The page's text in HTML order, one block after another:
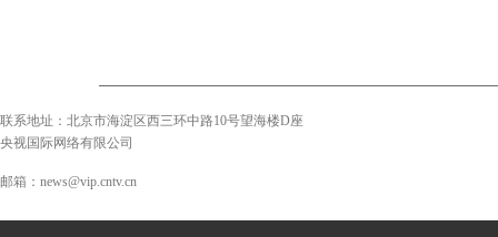
联系地址：北京市海淀区西三环中路10号望海楼D座
央视国际网络有限公司
邮箱：news@vip.cntv.cn